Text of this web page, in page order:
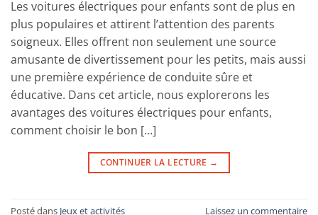
Les voitures électriques pour enfants sont de plus en
plus populaires et attirent l’attention des parents
soigneux. Elles offrent non seulement une source
amusante de divertissement pour les petits, mais aussi
une première expérience de conduite sûre et
éducative. Dans cet article, nous explorerons les
avantages des voitures électriques pour enfants,
comment choisir le bon […]
CONTINUER LA LECTURE →
Posté dans Jeux et activités Laissez un commentaire